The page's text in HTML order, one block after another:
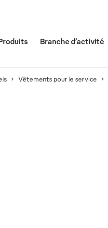
Branche d’activité
Vêtements pour le service